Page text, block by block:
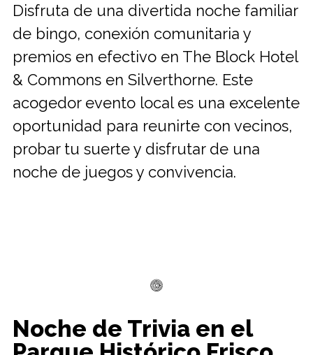
Disfruta de una divertida noche familiar
de bingo, conexión comunitaria y
premios en efectivo en The Block Hotel
& Commons en Silverthorne. Este
acogedor evento local es una excelente
oportunidad para reunirte con vecinos,
probar tu suerte y disfrutar de una
noche de juegos y convivencia.
Noche de Trivia en el